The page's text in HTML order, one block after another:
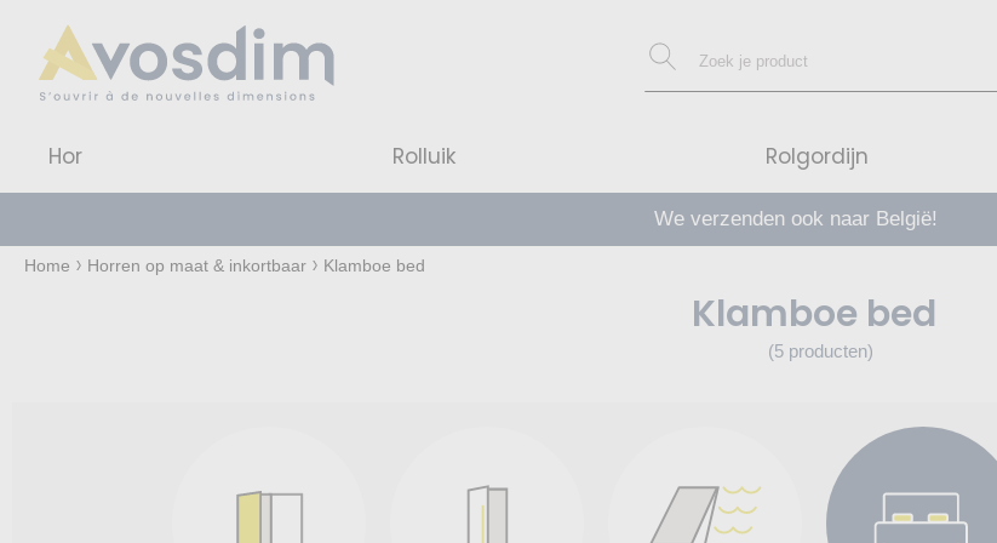
Hor Rolluik Rolgordijn
en ontvang 10
We verzenden ook naar België!
Home Horren op maat & inkortbaar Klamboe bed
Klamboe bed
(5 producten)